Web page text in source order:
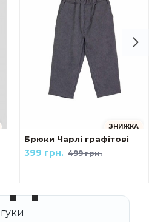
козак
ЗНИЖКА
Брюки Чарлі графітові
499 грн.
399 грн.